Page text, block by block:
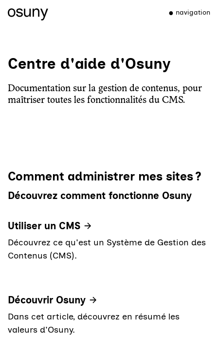
navigation
Centre d'aide d'Osuny
Documentation sur la gestion de contenus, pour
maîtriser toutes les fonctionnalités du CMS.
Comment administrer mes sites ?
Découvrez comment fonctionne Osuny
Utiliser un CMS
Découvrez ce qu'est un Système de Gestion des
Contenus (CMS).
Découvrir Osuny
Dans cet article, découvrez en résumé les
valeurs d'Osuny.